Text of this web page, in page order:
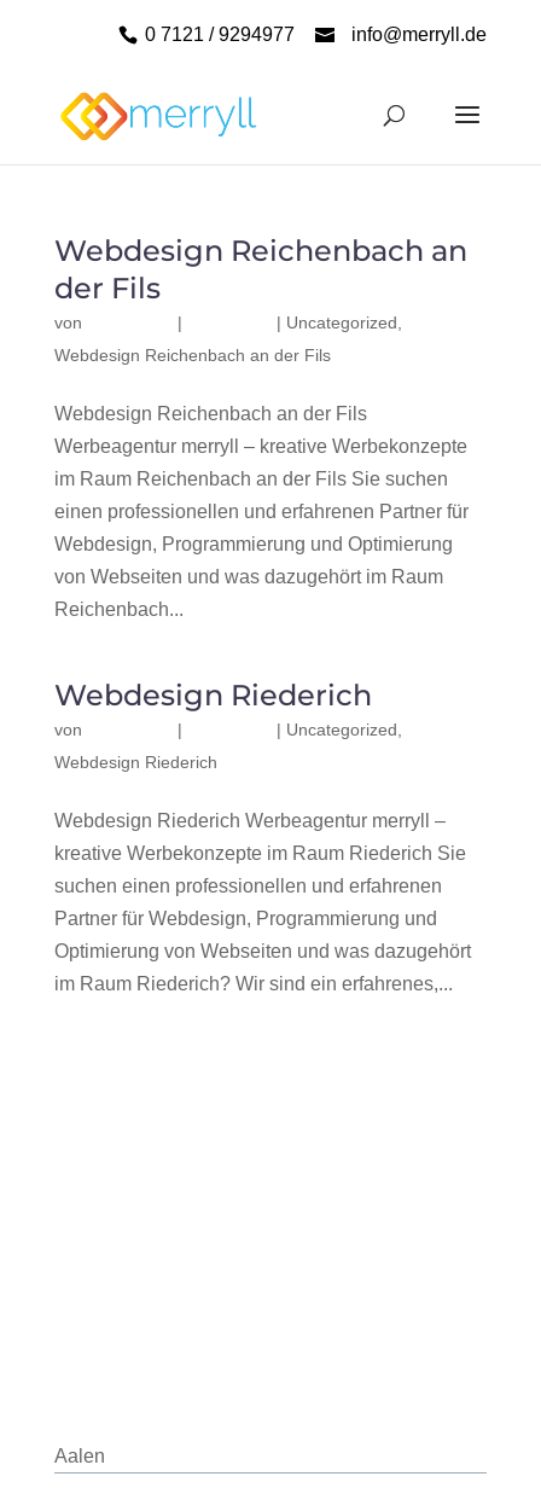
0 7121 / 9294977 info@merryll.de
Webdesign Reichenbach an
der Fils
von | | Uncategorized
Webdesign Reichenbach an der Fils
Webdesign Reichenbach an der Fils
Werbeagentur merryll – kreative Werbekonzepte
im Raum Reichenbach an der Fils Sie suchen
einen professionellen und erfahrenen Partner für
Webdesign, Programmierung und Optimierung
von Webseiten und was dazugehört im Raum
Reichenbach...
Webdesign Riederich
von | | Uncategorized
Webdesign Riederich
Webdesign Riederich Werbeagentur merryll –
kreative Werbekonzepte im Raum Riederich Sie
suchen einen professionellen und erfahrenen
Partner für Webdesign, Programmierung und
Optimierung von Webseiten und was dazugehört
im Raum Riederich? Wir sind ein erfahrenes,...
Aalen